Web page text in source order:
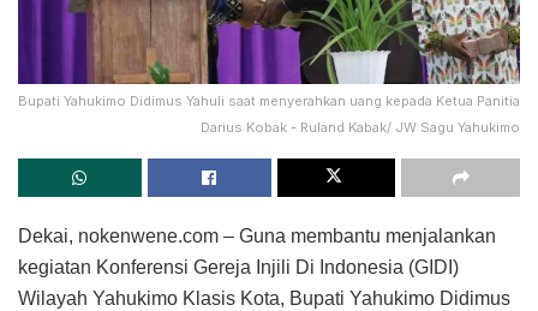
Bupati Yahukimo Didimus Yahuli saat menyerahkan uang kepada Ketua Panitia
Darius Kobak - Ruland Kabak/ JW Sagu Yahukimo
Dekai, nokenwene.com – Guna membantu menjalankan
kegiatan Konferensi Gereja Injili Di Indonesia (GIDI)
Wilayah Yahukimo Klasis Kota, Bupati Yahukimo Didimus